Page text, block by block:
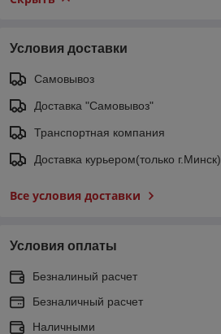
Условия доставки
Самовывоз
Доставка "Самовывоз"
Транспортная компания
Доставка курьером(только г.Минск)
Все условия доставки
Условия оплаты
Безналиный расчет
Безналичный расчет
Наличными